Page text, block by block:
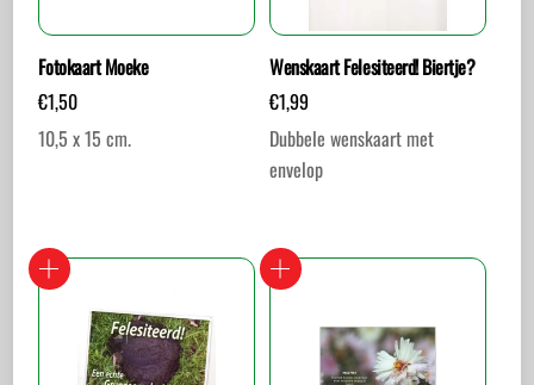
Fotokaart Moeke
€1,50
10,5 x 15 cm.
Wenskaart Felesiteerd! Biertje?
€1,99
Dubbele wenskaart met
envelop